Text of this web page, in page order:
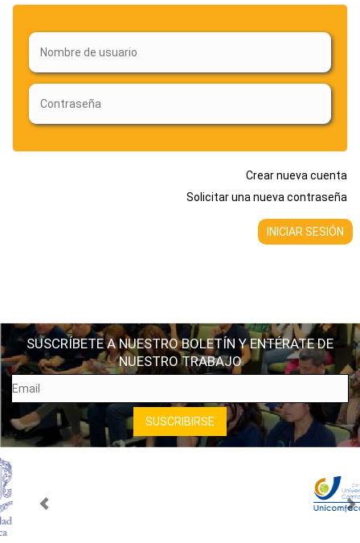
Crear nueva cuenta
Solicitar una nueva contraseña
SUSCRÍBETE A NUESTRO BOLETÍN Y ENTÉRATE DE
NUESTRO TRABAJO